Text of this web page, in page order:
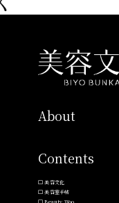
About
Contents
美容文化
美容室手帖